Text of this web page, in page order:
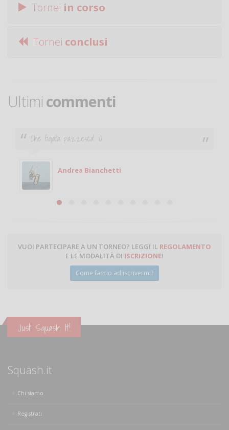
Tornei in corso
Tornei conclusi
Ultimi commenti
Che figata pazzesca! :O
Andrea Bianchetti
VUOI PARTECIPARE A UN TORNEO? LEGGI IL REGOLAMENTO
E LE MODALITÀ DI ISCRIZIONE!
Come faccio ad iscrivermi?
Just Squash It!
Squash.it
Chi siamo
Registrati